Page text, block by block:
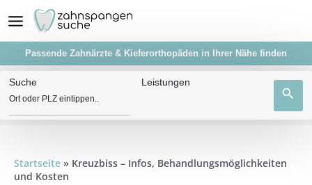
Passende Zahnärzte & Kieferorthopäden in Ihrer Nähe finden
Suche Leistungen
search
Startseite » Kreuzbiss – Infos, Behandlungs­möglichkeiten
und Kosten